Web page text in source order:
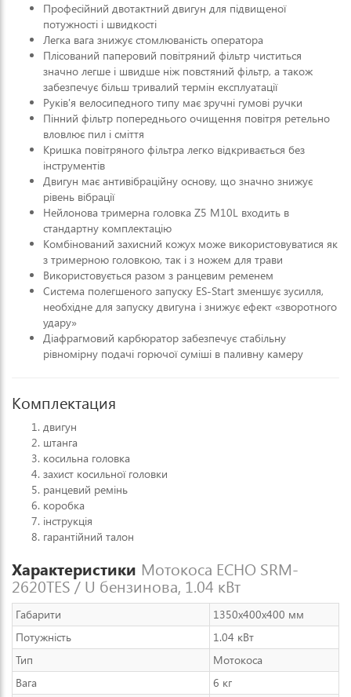
Професійний двотактний двигун для підвищеної
потужності і швидкості
Легка вага знижує стомлюваність оператора
Плісований паперовий повітряний фільтр чиститься
значно легше і швидше ніж повстяний фільтр, а також
забезпечує більш тривалий термін експлуатації
Руків'я велосипедного типу має зручні гумові ручки
Пінний фільтр попереднього очищення повітря ретельно
вловлює пил і сміття
Кришка повітряного фільтра легко відкривається без
інструментів
Двигун має антивібраційну основу, що значно знижує
рівень вібрації
Нейлонова тримерна головка Z5 M10L входить в
стандартну комплектацію
Комбінований захисний кожух може використовуватися як
з тримерною головкою, так і з ножем для трави
Використовується разом з ранцевим ременем
Система полегшеного запуску ES-Start зменшує зусилля,
необхідне для запуску двигуна і знижує ефект «зворотного
удару»
Діафрагмовий карбюратор забезпечує стабільну
рівномірну подачі горючої суміші в паливну камеру
Комплектация
двигун
штанга
косильна головка
захист косильної головки
ранцевий ремінь
коробка
інструкція
гарантійний талон
Характеристики Мотокоса ECHO SRM-
2620TES / U бензинова, 1.04 кВт
Габарити
1350x400x400 мм
Потужність
1.04 кВт
Тип
Мотокоса
Вага
6 кг